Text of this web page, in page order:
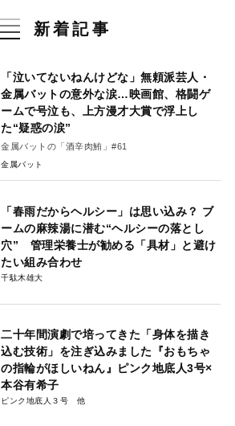
新着記事
「泣いてないねんけどな」無頼派芸人・
金属バットの意外な涙…映画館、格闘ゲ
ームで号泣も、上方漫才大賞で浮上し
た“疑惑の涙”
金属バットの「酒辛肉鮪」#61
金属バット
「春雨だからヘルシー」は思い込み？ ブ
ームの麻辣湯に潜む“ヘルシーの落とし
穴” 管理栄養士が勧める「具材」と避け
たい組み合わせ
千駄木雄大
二十年間演劇で培ってきた「身体を描き
込む技術」を注ぎ込みました『おもちゃ
の指輪がほしいねん』ピンク地底人3号×
本谷有希子
ピンク地底人３号